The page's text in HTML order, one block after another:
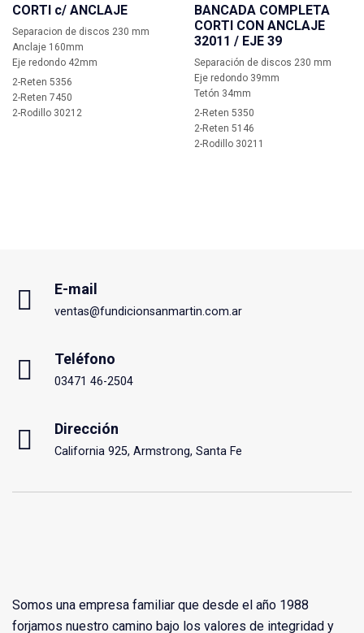
CORTI c/ ANCLAJE
Separacion de discos 230 mm
Anclaje 160mm
Eje redondo 42mm
2-Reten 5356
2-Reten 7450
2-Rodillo 30212
BANCADA COMPLETA
CORTI CON ANCLAJE
32011 / EJE 39
Separación de discos 230 mm
Eje redondo 39mm
Tetón 34mm
2-Reten 5350
2-Reten 5146
2-Rodillo 30211
E-mail
ventas@fundicionsanmartin.com.ar
Teléfono
03471 46-2504
Dirección
California 925, Armstrong, Santa Fe
Somos una empresa familiar que desde el año 1988
forjamos nuestro camino bajo los valores de integridad y